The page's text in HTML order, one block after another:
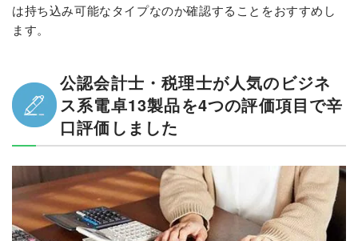
は持ち込み可能なタイプなのか確認することをおすすめし
ます。
公認会計士・税理士が人気のビジネ
ス系電卓13製品を4つの評価項目で辛
口評価しました